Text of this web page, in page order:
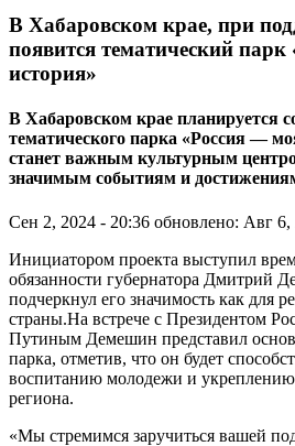
В Хабаровском крае, при
появится тематический
история»
В Хабаровском крае планируется
тематического парка «Россия —
станет важным культурным
значимым событиям и
Сен 2, 2024 - 20:36 обновлено: Авг 6,
Инициатором проекта выступил
обязанности губернатора Дмитрий
подчеркнул его значимость как для
страны.На встрече с Президентом
Путиным Демешин представил
парка, отметив, что он будет
воспитанию молодежи и укреплению
региона.
«Мы стремимся заручиться вашей